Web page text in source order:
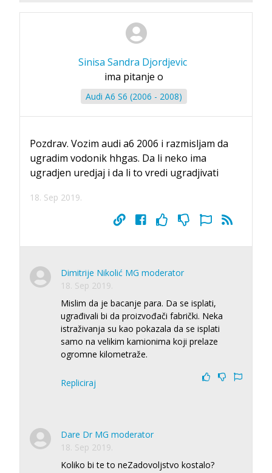
Sinisa Sandra Djordjevic
ima pitanje o
Audi A6 S6 (2006 - 2008)
Pozdrav. Vozim audi a6 2006 i razmisljam da
ugradim vodonik hhgas. Da li neko ima
ugradjen uredjaj i da li to vredi ugradjivati
18. Sep 2019.
Dimitrije Nikolić MG moderator
18. Sep 2019.
Mislim da je bacanje para. Da se isplati,
ugrađivali bi da proizvođači fabrički. Neka
istraživanja su kao pokazala da se isplati
samo na velikim kamionima koji prelaze
ogromne kilometraže.
Repliciraj
Dare Dr MG moderator
18. Sep 2019.
Koliko bi te to neZadovoljstvo kostalo?